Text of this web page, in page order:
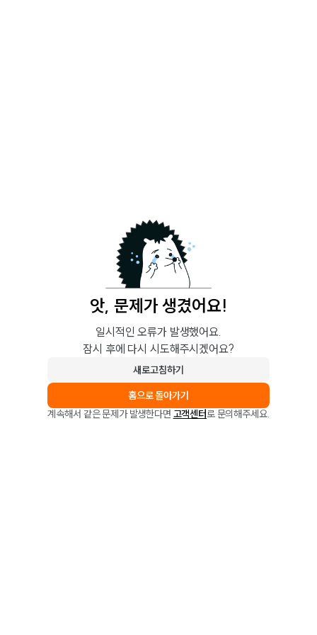
앗, 문제가 생겼어요!
일시적인 오류가 발생했어요.
잠시 후에 다시 시도해주시겠어요?
새로고침하기
홈으로 돌아가기
계속해서 같은 문제가 발생한다면 고객센터로 문의해주세요.